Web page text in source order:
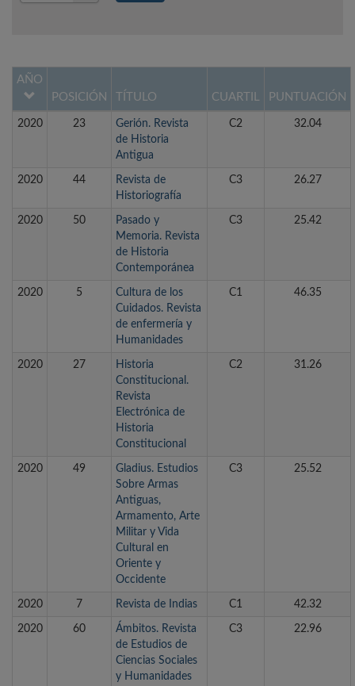
AÑO
POSICIÓN
TÍTULO CUARTIL PUNTUACIÓN
2020 23
Gerión. Revista
de Historia
Antigua
C2 32.04
2020 44
Revista de
Historiografía
C3 26.27
2020 50
Pasado y
Memoria. Revista
de Historia
Contemporánea
C3 25.42
2020 5
Cultura de los
Cuidados. Revista
de enfermería y
Humanidades
C1 46.35
2020 27
Historia
Constitucional.
Revista
Electrónica de
Historia
Constitucional
C2 31.26
2020 49
Gladius. Estudios
Sobre Armas
Antiguas,
Armamento, Arte
Militar y Vida
Cultural en
Oriente y
Occidente
C3 25.52
2020 7 Revista de Indias C1 42.32
2020 60
Ámbitos. Revista
de Estudios de
Ciencias Sociales
y Humanidades
C3 22.96